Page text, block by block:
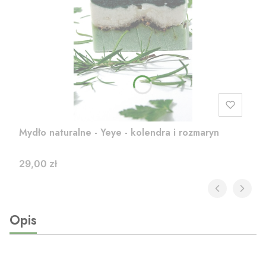
Mydło naturalne - Yeye - kolendra i rozmaryn
Cena
29,00 zł
Opis